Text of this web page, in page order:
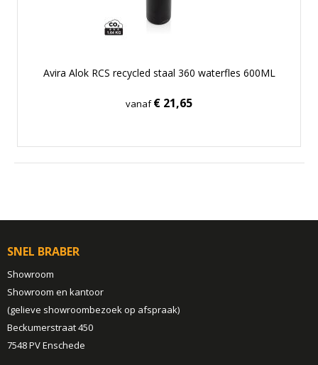
Avira Alok RCS recycled staal 360 waterfles 600ML
vanaf€ 21,65
SNEL BRABER
Showroom
Showroom en kantoor
(gelieve showroombezoek op afspraak)
Beckumerstraat 450
7548 PV Enschede